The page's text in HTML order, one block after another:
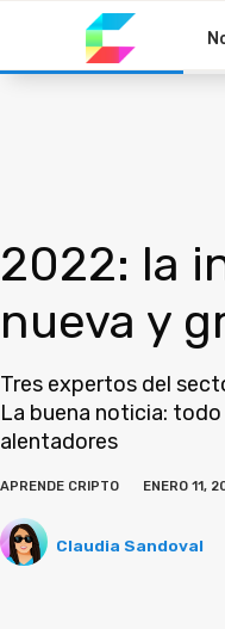
contenido
2022: la
nueva y
Tres expertos del
La buena noticia:
alentadores
APRENDE CRIPTO ENERO 11,
Claudia Sandoval